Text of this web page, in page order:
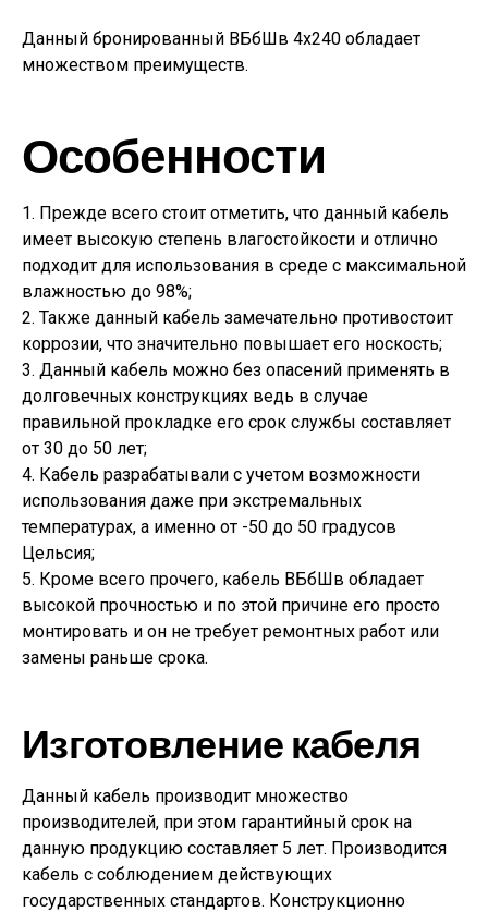
Данный бронированный ВБбШв 4х240 обладает
множеством преимуществ.
Особенности
1. Прежде всего стоит отметить, что данный кабель
имеет высокую степень влагостойкости и отлично
подходит для использования в среде с максимальной
влажностью до 98%;
2. Также данный кабель замечательно противостоит
коррозии, что значительно повышает его носкость;
3. Данный кабель можно без опасений применять в
долговечных конструкциях ведь в случае
правильной прокладке его срок службы составляет
от 30 до 50 лет;
4. Кабель разрабатывали с учетом возможности
использования даже при экстремальных
температурах, а именно от -50 до 50 градусов
Цельсия;
5. Кроме всего прочего, кабель ВБбШв обладает
высокой прочностью и по этой причине его просто
монтировать и он не требует ремонтных работ или
замены раньше срока.
Изготовление кабеля
Данный кабель производит множество
производителей, при этом гарантийный срок на
данную продукцию составляет 5 лет. Производится
кабель с соблюдением действующих
государственных стандартов. Конструкционно